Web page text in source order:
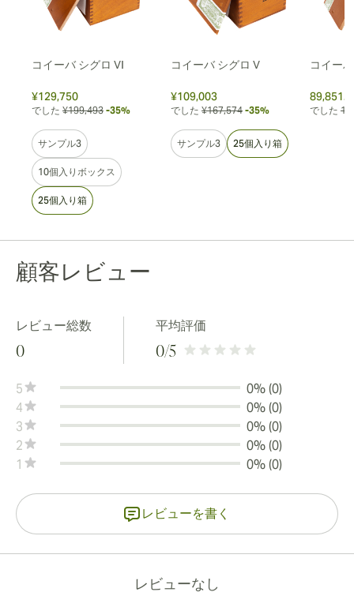
コイーバ シグロ VI
¥129,750
でした ¥199,493 -35%
サンプル3
10個入りボックス
25個入り箱
コイーバ シグロ V
¥109,003
でした ¥167,574 -35%
サンプル3 25個入り箱
コイー
でした
顧客レビュー
レビュー総数
0
平均評価
0/5
5
0% (0)
4
0% (0)
3
0% (0)
2
0% (0)
1
0% (0)
レビューを書く
レビューなし